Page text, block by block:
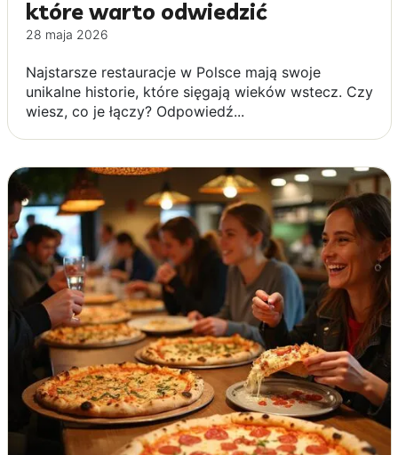
które warto odwiedzić
28 maja 2026
Najstarsze restauracje w Polsce mają swoje
unikalne historie, które sięgają wieków wstecz. Czy
wiesz, co je łączy? Odpowiedź...